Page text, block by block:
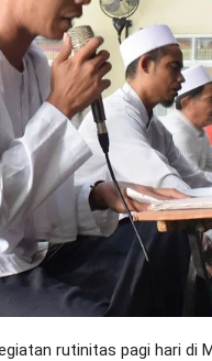
rutinitas pagi hari di